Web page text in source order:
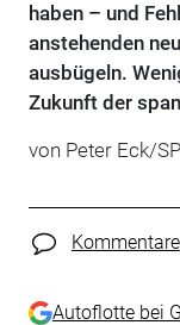
haben – und
anstehenden
ausbügeln.
Zukunft der
von Peter Eck/
Kommentare
Autoflotte bei